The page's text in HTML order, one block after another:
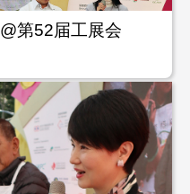
第52届工展会